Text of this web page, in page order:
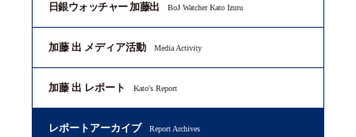
日銀ウォッチャー 加藤出 BoJ Watcher Kato Izuru
加藤 出 メディア活動 Media Activity
加藤 出 レポート Kato's Report
レポートアーカイブ Report Archives